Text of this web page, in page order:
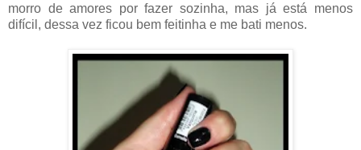
morro de amores por fazer sozinha, mas já está menos
difícil, dessa vez ficou bem feitinha e me bati menos.